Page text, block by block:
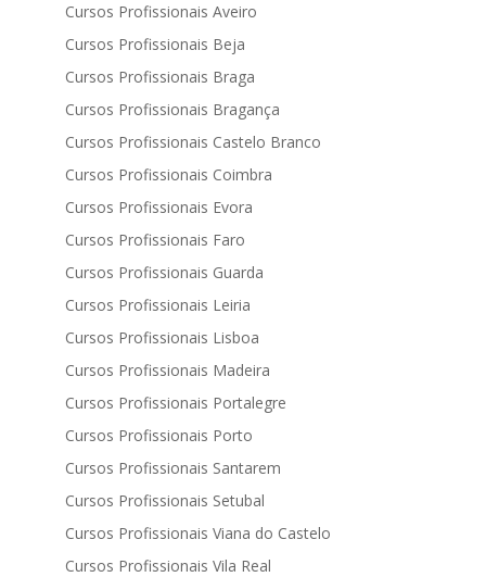
Cursos Profissionais Aveiro
Cursos Profissionais Beja
Cursos Profissionais Braga
Cursos Profissionais Bragança
Cursos Profissionais Castelo Branco
Cursos Profissionais Coimbra
Cursos Profissionais Evora
Cursos Profissionais Faro
Cursos Profissionais Guarda
Cursos Profissionais Leiria
Cursos Profissionais Lisboa
Cursos Profissionais Madeira
Cursos Profissionais Portalegre
Cursos Profissionais Porto
Cursos Profissionais Santarem
Cursos Profissionais Setubal
Cursos Profissionais Viana do Castelo
Cursos Profissionais Vila Real